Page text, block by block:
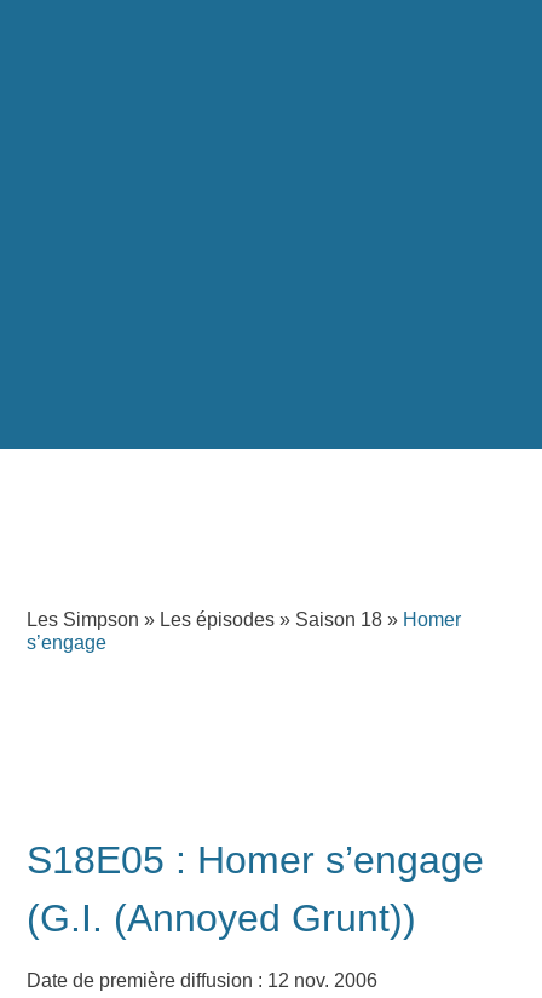
Les Simpson » Les épisodes » Saison 18 » Homer
s’engage
S18E05 : Homer s’engage
(G.I. (Annoyed Grunt))
Date de première diffusion : 12 nov. 2006